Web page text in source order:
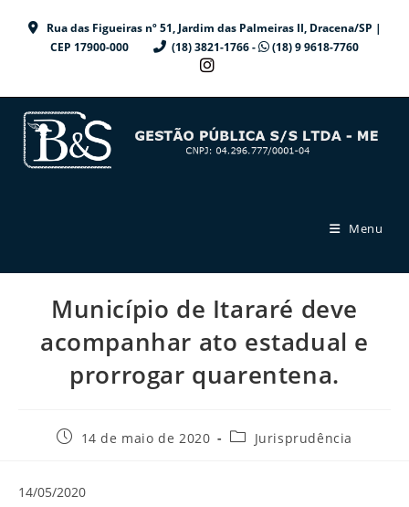
Rua das Figueiras nº 51, Jardim das Palmeiras II, Dracena/SP |
CEP 17900-000
(18) 3821-1766 - (18) 9 9618-7760
Menu
Município de Itararé deve
acompanhar ato estadual e
prorrogar quarentena.
Post14 de maio de 2020
Categoria
Jurisprudência
14/05/2020